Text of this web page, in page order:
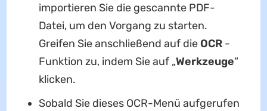
importieren Sie die gescannte PDF-
Datei, um den Vorgang zu starten.
Greifen Sie anschließend auf die OCR-
Funktion zu, indem Sie auf „Werkzeuge“
klicken.
Sobald Sie dieses OCR-Menü aufgerufen